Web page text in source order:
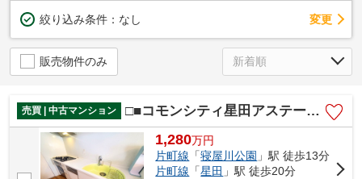
絞り込み条件： なし 変更
販売物件のみ
売買 | 中古マンション □■コモンシティ星田アステージ8号棟■□
1,280万円
片町線 「寝屋川公園 」駅 徒歩13分
片町線 「星田 」駅 徒歩20分